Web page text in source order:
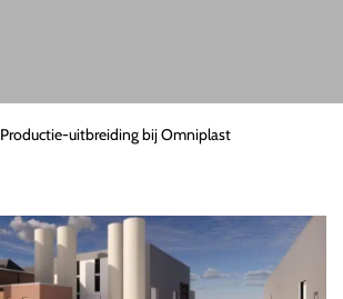
Productie-uitbreiding bij Omniplast